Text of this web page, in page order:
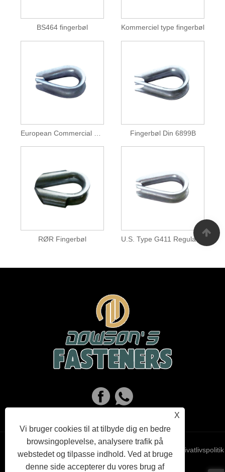
BS464 fingerbøl Kommerciel type fingerbøl
Fingerbøl Din 6899B
RØR Fingerbøl U.S. Type G411 Regular Duty fingerbøl
X
Vi bruger cookies til at tilbyde dig en bedre
browsingoplevelse, analysere trafik på
webstedet og tilpasse indhold. Ved at bruge
denne side accepterer du vores brug af
Links Sitemap RSS XML Privatlivspolitik